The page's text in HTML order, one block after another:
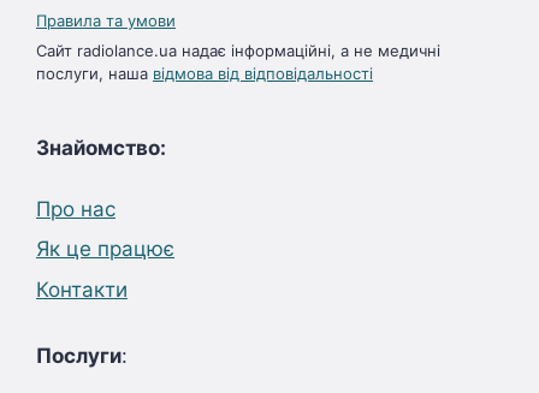
Правила та умови
Сайт radiolance.ua надає інформаційні, а не медичні
послуги, наша відмова від відповідальності
Знайомство:
Про нас
Як це працює
Контакти
Послуги: